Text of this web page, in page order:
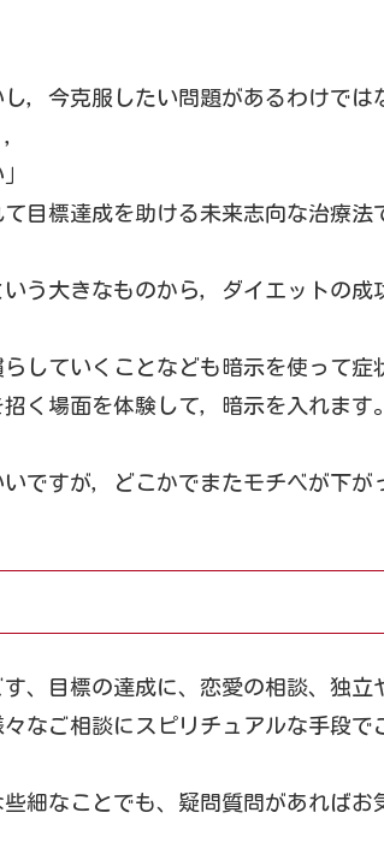
，今克服したい問題があるわけでは
目標達成を助ける未来志向な治療法
う大きなものから，ダイエットの成
していくことなども暗示を使って症
く場面を体験して，暗示を入れます。
ですが，どこかでまたモチベが下が
、目標の達成に、恋愛の相談、独立
なご相談にスピリチュアルな手段で
細なことでも、疑問質問があればお